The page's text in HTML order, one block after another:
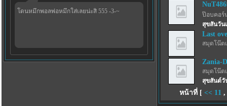
โดนหมึกพอลพ่อหมึกใส่เลยน่ะสิ 555 -3-~
ป๊อบคอร์
สุขสันวัน
Last
สมุดโน๊ต
Zania-
สมุดโน๊ต
สุขสันต์วั
หน้าที่ [ << 11 ,